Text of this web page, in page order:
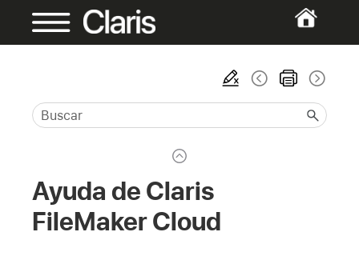
Ayuda de Claris
FileMaker Cloud